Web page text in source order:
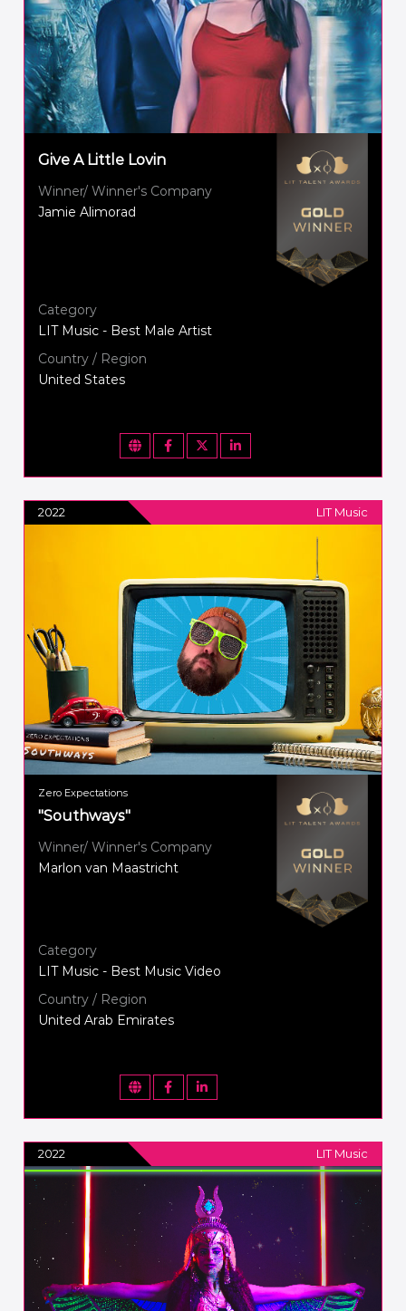
Give A Little Lovin
Winner/ Winner's Company
Jamie Alimorad
Category
LIT Music - Best Male Artist
Country / Region
United States
2022 LIT Music
Zero Expectations
"Southways"
Winner/ Winner's Company
Marlon van Maastricht
Category
LIT Music - Best Music Video
Country / Region
United Arab Emirates
2022 LIT Music